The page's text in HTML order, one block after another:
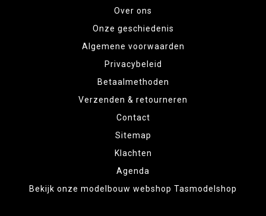
Over ons
Onze geschiedenis
Algemene voorwaarden
Privacybeleid
Betaalmethoden
Verzenden & retourneren
Contact
Sitemap
Klachten
Agenda
Bekijk onze modelbouw webshop Tasmodelshop